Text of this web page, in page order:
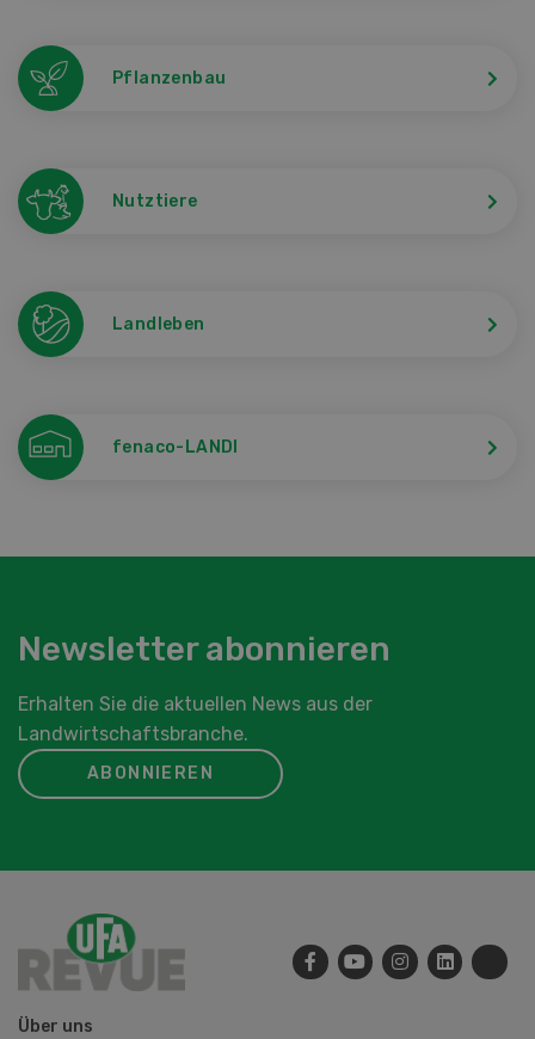
Pflanzenbau
Nutztiere
Landleben
fenaco-LANDI
Newsletter abonnieren
Erhalten Sie die aktuellen News aus der
Landwirtschaftsbranche.
ABONNIEREN
Über uns